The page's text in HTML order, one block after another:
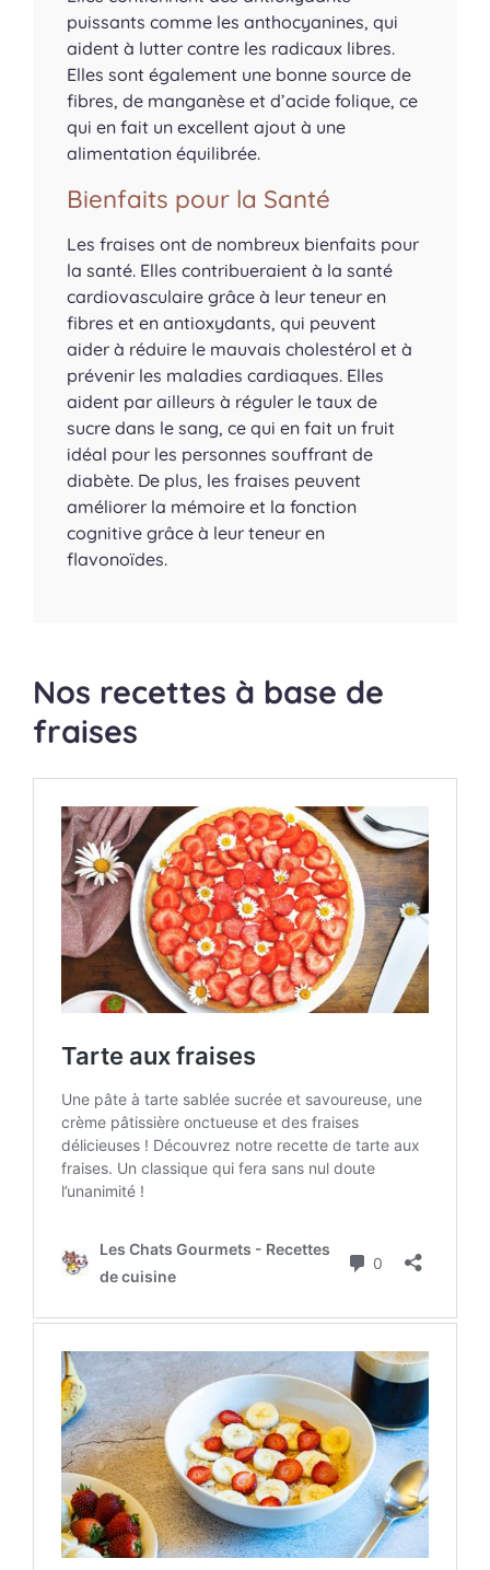
puissants comme les anthocyanines, qui
aident à lutter contre les radicaux libres.
Elles sont également une bonne source de
fibres, de manganèse et d’acide folique, ce
qui en fait un excellent ajout à une
alimentation équilibrée.
Bienfaits pour la Santé
Les fraises ont de nombreux bienfaits pour
la santé. Elles contribueraient à la santé
cardiovasculaire grâce à leur teneur en
fibres et en antioxydants, qui peuvent
aider à réduire le mauvais cholestérol et à
prévenir les maladies cardiaques. Elles
aident par ailleurs à réguler le taux de
sucre dans le sang, ce qui en fait un fruit
idéal pour les personnes souffrant de
diabète. De plus, les fraises peuvent
améliorer la mémoire et la fonction
cognitive grâce à leur teneur en
flavonoïdes.
Nos recettes à base de
fraises